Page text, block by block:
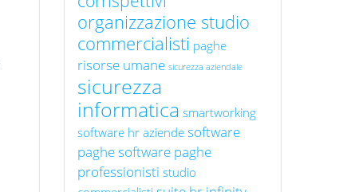
organizzazione studio
commercialisti paghe
risorse umane sicurezza aziendale
sicurezza
informatica smartworking
software hr aziende software
paghesoftware paghe
professionisti studio